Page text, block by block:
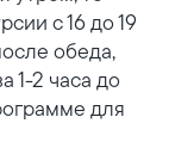
с 16 до 19
обеда,
1-2 часа до
для